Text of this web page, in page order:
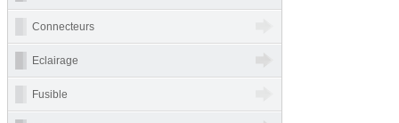
Connecteurs
Eclairage
Fusible